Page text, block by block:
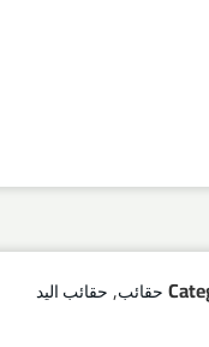
حقائب, حقائب اليد